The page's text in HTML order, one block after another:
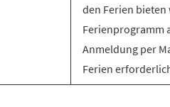
den Ferien
Ferienprogramm
Anmeldung per
Ferien